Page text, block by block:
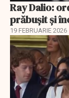
Ray Dalio:
prăbușit și
19 FEBRUARIE 2026